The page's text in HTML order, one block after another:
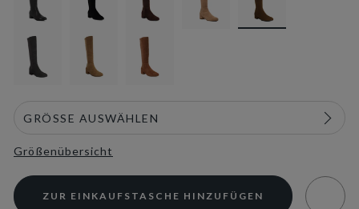
Größenübersicht
ZUR EINKAUFSTASCHE HINZUFÜGEN